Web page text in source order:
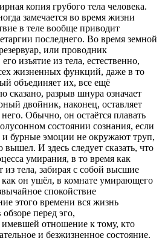
копия грубого тела человека.
замечается во время жизни
в теле вообще приводит
последнего. Во время земной
или проводник
изъятие из тела, естественно,
жизненных функций, даже в то
объединяет их, все ещё
сказано, разрыв шнура означает
двойник, наконец, оставляет
него. Обычно, он остаётся плавать
состоянии сознания, если
бурные эмоции не окружают труп,
вышел. И здесь следует сказать, что
умирания, в то время как
из тела, забирая с собой высшие
он ушёл, в комнате умирающего
спокойствие
этого времени вся жизнь
перед эго,
отношение к тому, кто
и безжизненное состояние.